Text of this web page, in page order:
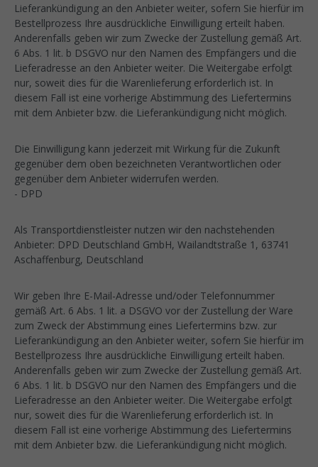
Lieferankündigung an den Anbieter weiter, sofern Sie hierfür im
Bestellprozess Ihre ausdrückliche Einwilligung erteilt haben.
Anderenfalls geben wir zum Zwecke der Zustellung gemäß Art.
6 Abs. 1 lit. b DSGVO nur den Namen des Empfängers und die
Lieferadresse an den Anbieter weiter. Die Weitergabe erfolgt
nur, soweit dies für die Warenlieferung erforderlich ist. In
diesem Fall ist eine vorherige Abstimmung des Liefertermins
mit dem Anbieter bzw. die Lieferankündigung nicht möglich.
Die Einwilligung kann jederzeit mit Wirkung für die Zukunft
gegenüber dem oben bezeichneten Verantwortlichen oder
gegenüber dem Anbieter widerrufen werden.
- DPD
Als Transportdienstleister nutzen wir den nachstehenden
Anbieter: DPD Deutschland GmbH, Wailandtstraße 1, 63741
Aschaffenburg, Deutschland
Wir geben Ihre E-Mail-Adresse und/oder Telefonnummer
gemäß Art. 6 Abs. 1 lit. a DSGVO vor der Zustellung der Ware
zum Zweck der Abstimmung eines Liefertermins bzw. zur
Lieferankündigung an den Anbieter weiter, sofern Sie hierfür im
Bestellprozess Ihre ausdrückliche Einwilligung erteilt haben.
Anderenfalls geben wir zum Zwecke der Zustellung gemäß Art.
6 Abs. 1 lit. b DSGVO nur den Namen des Empfängers und die
Lieferadresse an den Anbieter weiter. Die Weitergabe erfolgt
nur, soweit dies für die Warenlieferung erforderlich ist. In
diesem Fall ist eine vorherige Abstimmung des Liefertermins
mit dem Anbieter bzw. die Lieferankündigung nicht möglich.